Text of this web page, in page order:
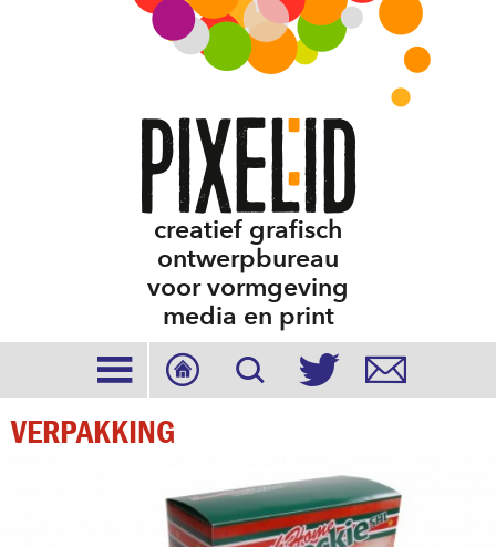
creatief grafisch
ontwerpbureau
voor vormgeving
media en print
    
VERPAKKING